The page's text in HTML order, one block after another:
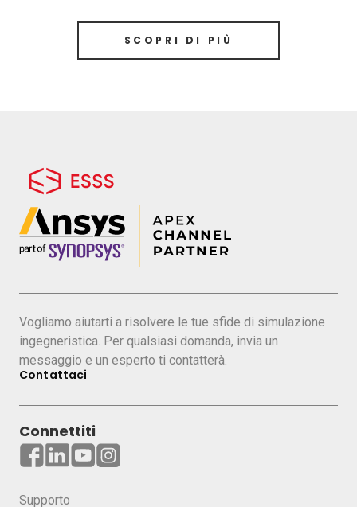
SCOPRI DI PIÙ
Vogliamo aiutarti a risolvere le tue sfide di simulazione
ingegneristica. Per qualsiasi domanda, invia un
messaggio e un esperto ti contatterà.
Contattaci
Connettiti
Supporto